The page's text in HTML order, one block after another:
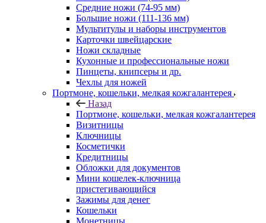
Средние ножи (74-95 мм)
Большие ножи (111-136 мм)
Мультитулы и наборы инструментов
Карточки швейцарские
Ножи складные
Кухонные и профессиональные ножи
Пинцеты, книпсеры и др.
Чехлы для ножей
Портмоне, кошельки, мелкая кожгалантерея
Назад
Портмоне, кошельки, мелкая кожгалантерея
Визитницы
Ключницы
Косметички
Кредитницы
Обложки для документов
Мини кошелек-ключница
пристегивающийся
Зажимы для денег
Кошельки
Монетницы